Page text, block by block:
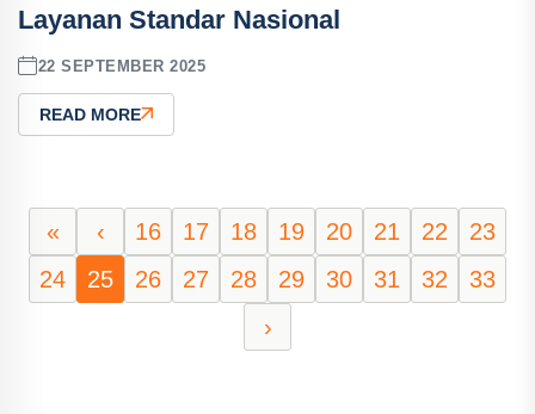
Layanan Standar Nasional
22 SEPTEMBER 2025
READ MORE
« ‹ 16 17 18 19 20 21 22
23
24
25 26 27 28 29 30 31 32
33
›